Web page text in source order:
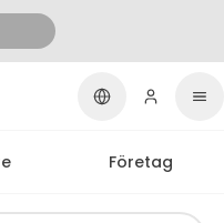
Företag